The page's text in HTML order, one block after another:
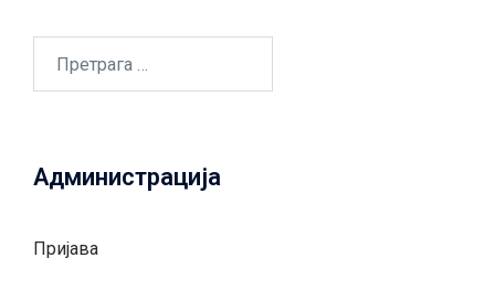
Администрација
Пријава